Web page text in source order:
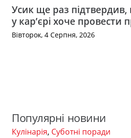
Усик ще раз підтвердив,
у кар’єрі хоче провести
Вівторок, 4 Серпня, 2026
Популярні новини
Кулінарія, Суботні поради